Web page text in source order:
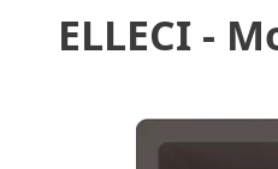
ELLECI -